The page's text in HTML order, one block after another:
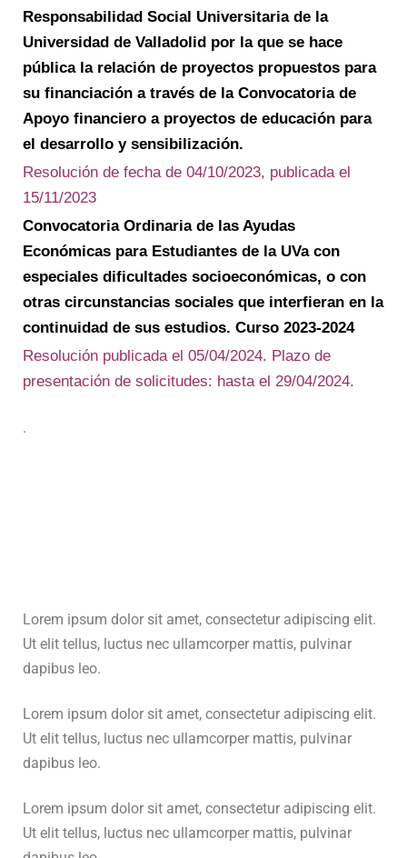
Responsabilidad Social Universitaria de la
Universidad de Valladolid por la que se hace
pública la relación de proyectos propuestos para
su financiación a través de la Convocatoria de
Apoyo financiero a proyectos de educación para
el desarrollo y sensibilización.
Resolución de fecha de 04/10/2023, publicada el
15/11/2023
Convocatoria Ordinaria de las Ayudas
Económicas para Estudiantes de la UVa con
especiales dificultades socioeconómicas, o con
otras circunstancias sociales que interfieran en la
continuidad de sus estudios. Curso 2023-2024
Resolución publicada el 05/04/2024. Plazo de
presentación de solicitudes: hasta el 29/04/2024.
.
Lorem ipsum dolor sit amet, consectetur adipiscing elit.
Ut elit tellus, luctus nec ullamcorper mattis, pulvinar
dapibus leo.
Lorem ipsum dolor sit amet, consectetur adipiscing elit.
Ut elit tellus, luctus nec ullamcorper mattis, pulvinar
dapibus leo.
Lorem ipsum dolor sit amet, consectetur adipiscing elit.
Ut elit tellus, luctus nec ullamcorper mattis, pulvinar